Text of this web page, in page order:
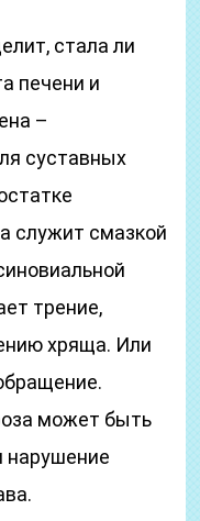
стала ли
печени и
–
суставных
служит смазкой
трение,
хряща. Или
может быть
нарушение